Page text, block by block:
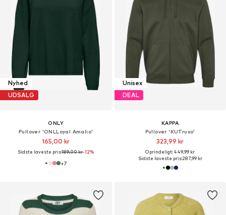
Nyhed
UDSALG
ONLY
Pullover 'ONLLoyal Amalio'
165,00 kr
Sidste laveste pris:189,00 kr-12%
+7
Unisex
DEAL
KAPPA
Pullover 'KUTruxo'
323,99 kr
Oprindeligt: 449,99 kr
Sidste laveste pris:287,99 kr